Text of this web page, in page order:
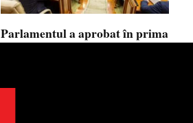
Parlamentul a aprobat în prima